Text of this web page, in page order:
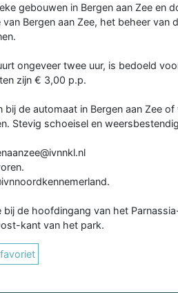
gebouwen in Bergen aan Zee en
Bergen aan Zee, het beheer van
ongeveer twee uur, is bedoeld
zijn € 3,00 p.p.
bij de automaat in Bergen aan Zee
Stevig schoeisel en
de hoofdingang van het
kant van het park.